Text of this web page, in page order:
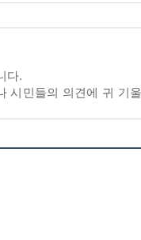
다.
시민들의 의견에 귀 기